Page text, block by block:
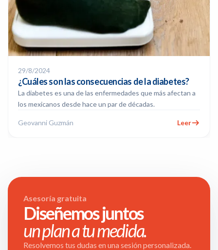
29/8/2024
¿Cuáles son las consecuencias de la diabetes?
La diabetes es una de las enfermedades que más afectan a
los mexicanos desde hace un par de décadas.
Geovanni Guzmán Leer
Asesoría gratuita
Diseñemos juntos
un plan a tu medida.
Resolvemos tus dudas en una sesión personalizada.